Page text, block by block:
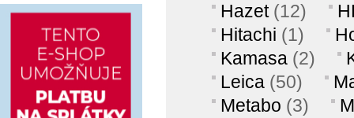
Hazet (12)
Hitachi (1)
Kamasa (2)
Leica (50)
Metabo (3)